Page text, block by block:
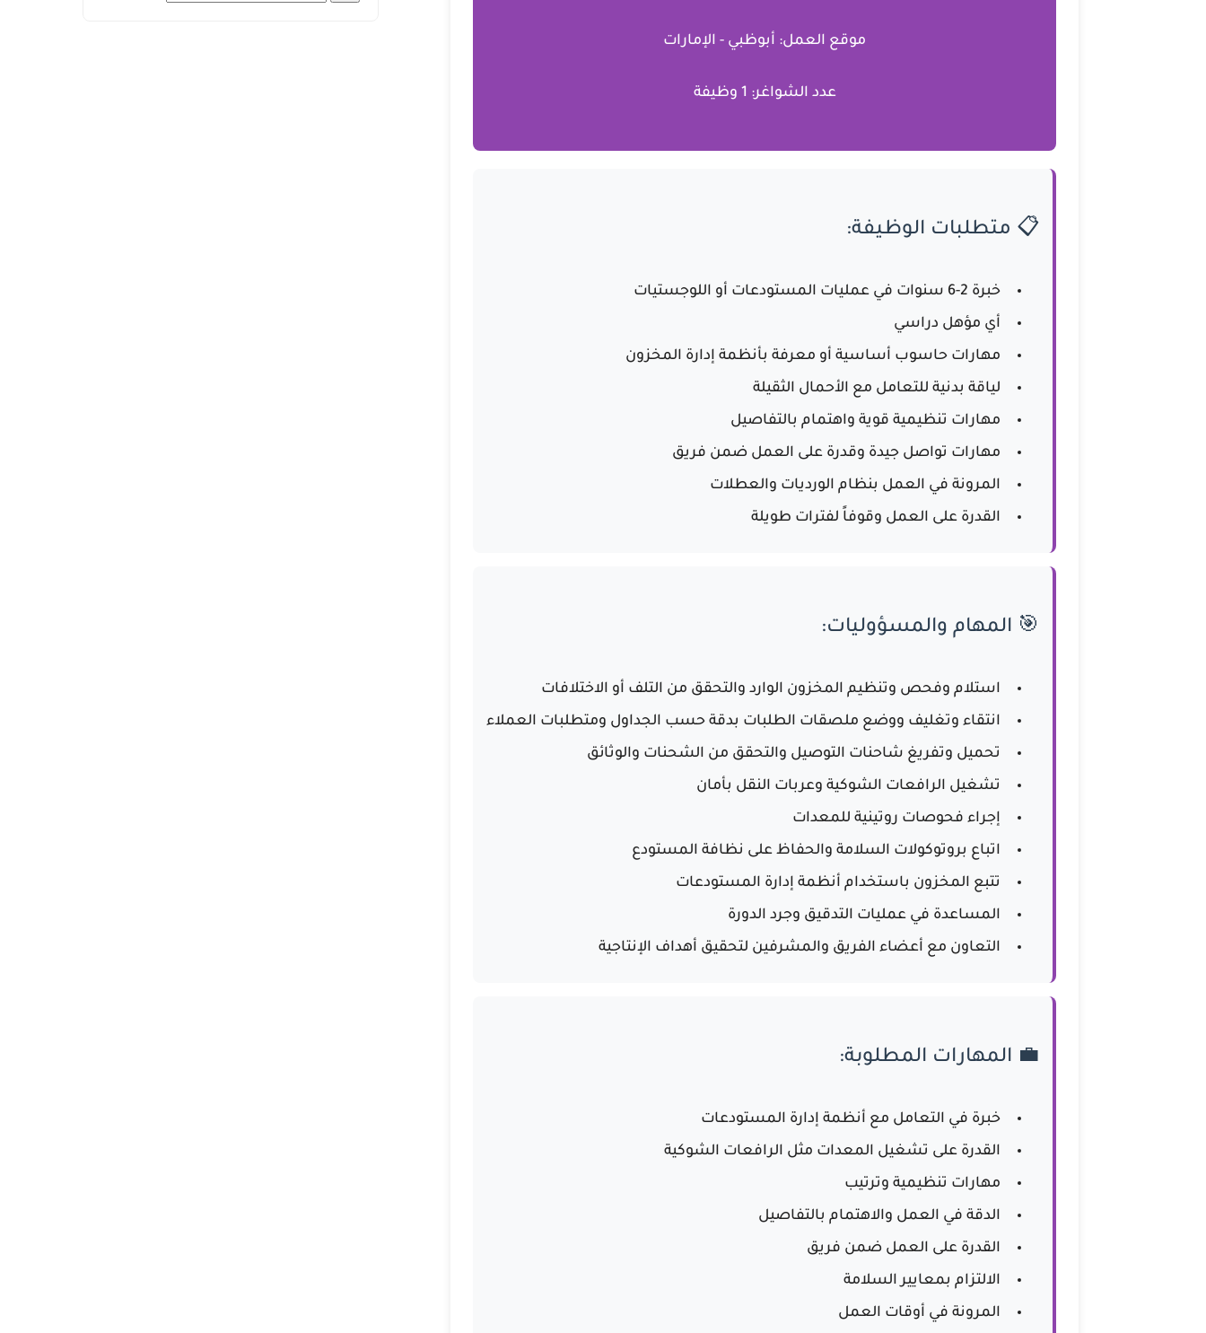
موقع العمل: أبوظبي - الإمارات
عدد الشواغر:
📋 متطلبات الوظيفة:
خبرة 2-6 سنوات في عمليات المستودعات أو اللوجستيات
أي مؤهل دراسي
مهارات حاسوب أساسية أو معرفة بأنظمة إدارة المخزون
لياقة بدنية للتعامل مع الأحمال الثقيلة
مهارات تنظيمية قوية واهتمام بالتفاصيل
مهارات تواصل جيدة وقدرة على العمل ضمن فريق
المرونة في العمل بنظام الورديات والعطلات
القدرة على العمل وقوفاً لفترات طويلة
🎯 المهام والمسؤوليات:
استلام وفحص وتنظيم المخزون الوارد والتحقق من التلف أو الاختلافات
انتقاء وتغليف ووضع ملصقات الطلبات بدقة حسب الجداول ومتطلبات العملاء
تحميل وتفريغ شاحنات التوصيل والتحقق من الشحنات والوثائق
تشغيل الرافعات الشوكية وعربات النقل بأمان
إجراء فحوصات روتينية للمعدات
اتباع بروتوكولات السلامة والحفاظ على نظافة المستودع
تتبع المخزون باستخدام أنظمة إدارة المستودعات
المساعدة في عمليات التدقيق وجرد الدورة
التعاون مع أعضاء الفريق والمشرفين لتحقيق أهداف الإنتاجية
💼 المهارات المطلوبة:
خبرة في التعامل مع أنظمة إدارة المستودعات
القدرة على تشغيل المعدات مثل الرافعات الشوكية
مهارات تنظيمية وترتيب
الدقة في العمل والاهتمام بالتفاصيل
القدرة على العمل ضمن فريق
الالتزام بمعايير السلامة
المرونة في أوقات العمل